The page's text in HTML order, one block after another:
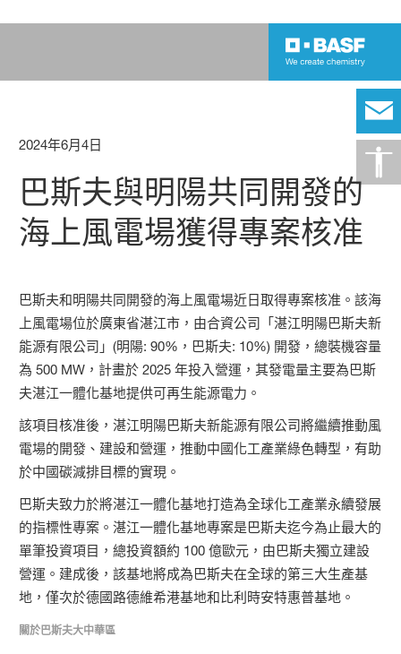
2024年6月4日
巴斯夫與明陽共同開發的
海上風電場獲得專案核准
巴斯夫和明陽共同開發的海上風電場近日取得專案核准。該海
上風電場位於廣東省湛江市，由合資公司「湛江明陽巴斯夫新
能源有限公司」(明陽: 90%，巴斯夫: 10%) 開發，總裝機容量
為 500 MW，計畫於 2025 年投入營運，其發電量主要為巴斯
夫湛江一體化基地提供可再生能源電力。
該項目核准後，湛江明陽巴斯夫新能源有限公司將繼續推動風
電場的開發、建設和營運，推動中國化工產業綠色轉型，有助
於中國碳減排目標的實現。
巴斯夫致力於將湛江一體化基地打造為全球化工產業永續發展
的指標性專案。湛江一體化基地專案是巴斯夫迄今為止最大的
單筆投資項目，總投資額約 100 億歐元，由巴斯夫獨立建設
營運。建成後，該基地將成為巴斯夫在全球的第三大生產基
地，僅次於德國路德維希港基地和比利時安特惠普基地。
關於巴斯夫大中華區